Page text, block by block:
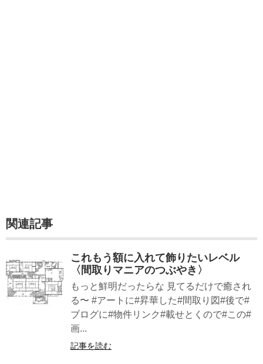
関連記事
これもう額に入れて飾りたいレベル
〈間取りマニアのつぶやき〉
もっと鮮明だったらな 見てるだけで癒され
る〜 #アートに#昇華した#間取り図#後で#
ブログに#物件リンク#載せとくので#この#
画...
記事を読む